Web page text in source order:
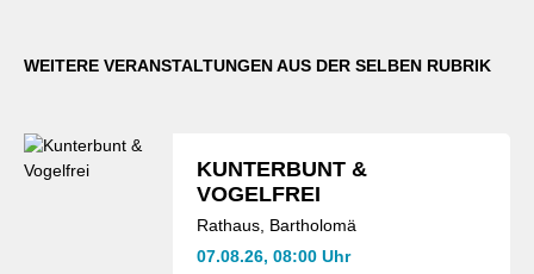
WEITERE VERANSTALTUNGEN AUS DER SELBEN RUBRIK
KUNTERBUNT &
VOGELFREI
Rathaus, Bartholomä
07.08.26, 08:00 Uhr